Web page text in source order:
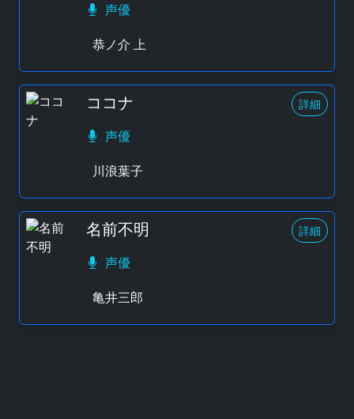
声優
恭ノ介 上
ココナ 詳細
声優
川浪葉子
名前不明 詳細
声優
亀井三郎